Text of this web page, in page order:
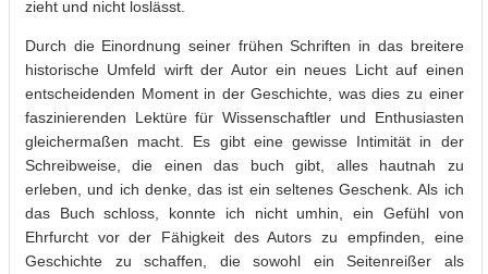
zieht und nicht loslässt.
Durch die Einordnung seiner frühen Schriften in das breitere
historische Umfeld wirft der Autor ein neues Licht auf einen
entscheidenden Moment in der Geschichte, was dies zu einer
faszinierenden Lektüre für Wissenschaftler und Enthusiasten
gleichermaßen macht. Es gibt eine gewisse Intimität in der
Schreibweise, die einen das buch gibt, alles hautnah zu
erleben, und ich denke, das ist ein seltenes Geschenk. Als ich
das Buch schloss, konnte ich nicht umhin, ein Gefühl von
Ehrfurcht vor der Fähigkeit des Autors zu empfinden, eine
Geschichte zu schaffen, die sowohl ein Seitenreißer als